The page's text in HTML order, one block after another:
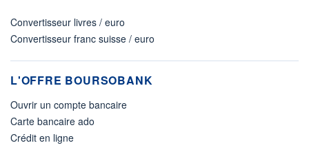
Convertisseur livres / euro
Convertisseur franc suisse / euro
L'OFFRE BOURSOBANK
Ouvrir un compte bancaire
Carte bancaire ado
Crédit en ligne